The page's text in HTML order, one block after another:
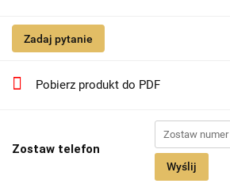
Zadaj pytanie
Pobierz produkt do PDF
Zostaw telefon
Wyślij